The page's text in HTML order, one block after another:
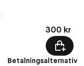
Pris: 300 kr
300 kr
Betalningsalternativ